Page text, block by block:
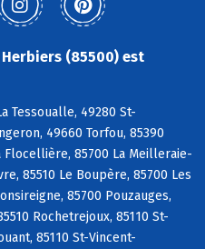
(85500) est
Tessoualle, 49280 St-
49660 Torfou, 85390
Flocellière, 85700 La Meilleraie-
85510 Le Boupère, 85700 Les
85700 Pouzauges,
Rochetrejoux, 85110 St-
85110 St-Vincent-